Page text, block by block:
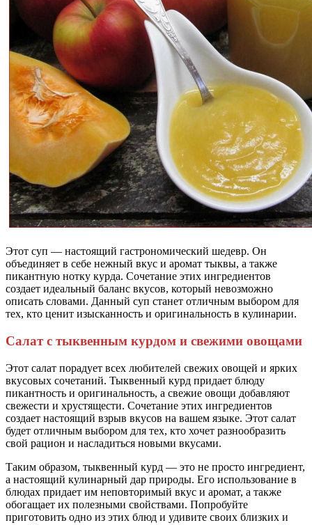
Этот суп — настоящий гастрономический шедевр. Он
объединяет в себе нежный вкус и аромат тыквы, а также
пикантную нотку курда. Сочетание этих ингредиентов
создает идеальный баланс вкусов, который невозможно
описать словами. Данный суп станет отличным выбором для
тех, кто ценит изысканность и оригинальность в кулинарии.
Салат с тыквенным курдом и свежими овощами
Этот салат порадует всех любителей свежих овощей и ярких
вкусовых сочетаний. Тыквенный курд придает блюду
пикантность и оригинальность, а свежие овощи добавляют
свежести и хрустящести. Сочетание этих ингредиентов
создает настоящий взрыв вкусов на вашем языке. Этот салат
будет отличным выбором для тех, кто хочет разнообразить
свой рацион и насладиться новыми вкусами.
Таким образом, тыквенный курд — это не просто ингредиент,
а настоящий кулинарный дар природы. Его использование в
блюдах придает им неповторимый вкус и аромат, а также
обогащает их полезными свойствами. Попробуйте
приготовить одно из этих блюд и удивите своих близких и